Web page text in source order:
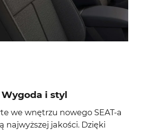
Wygoda i styl
we wnętrzu nowego SEAT-a
najwyższej jakości. Dzięki